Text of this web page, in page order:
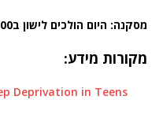
מסקנה: היום הולכים לישון ב23:00!
מקורות מידע:
Deprivation in Teens